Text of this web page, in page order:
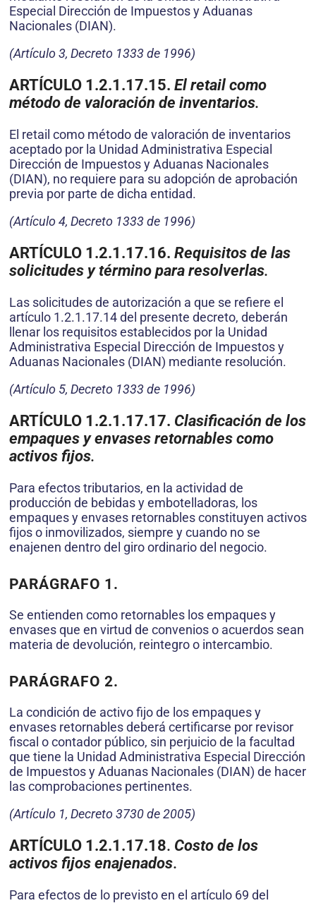
Especial Dirección de Impuestos y Aduanas
Nacionales (DIAN).
(Artículo 3, Decreto 1333 de 1996)
ARTÍCULO 1.2.1.17.15. El retail como
método de valoración de inventarios.
El retail como método de valoración de inventarios
aceptado por la Unidad Administrativa Especial
Dirección de Impuestos y Aduanas Nacionales
(DIAN), no requiere para su adopción de aprobación
previa por parte de dicha entidad.
(Artículo 4, Decreto 1333 de 1996)
ARTÍCULO 1.2.1.17.16. Requisitos de las
solicitudes y término para resolverlas.
Las solicitudes de autorización a que se refiere el
artículo 1.2.1.17.14 del presente decreto, deberán
llenar los requisitos establecidos por la Unidad
Administrativa Especial Dirección de Impuestos y
Aduanas Nacionales (DIAN) mediante resolución.
(Artículo 5, Decreto 1333 de 1996)
ARTÍCULO 1.2.1.17.17. Clasificación de los
empaques y envases retornables como
activos fijos.
Para efectos tributarios, en la actividad de
producción de bebidas y embotelladoras, los
empaques y envases retornables constituyen activos
fijos o inmovilizados, siempre y cuando no se
enajenen dentro del giro ordinario del negocio.
PARÁGRAFO 1.
Se entienden como retornables los empaques y
envases que en virtud de convenios o acuerdos sean
materia de devolución, reintegro o intercambio.
PARÁGRAFO 2.
La condición de activo fijo de los empaques y
envases retornables deberá certificarse por revisor
fiscal o contador público, sin perjuicio de la facultad
que tiene la Unidad Administrativa Especial Dirección
de Impuestos y Aduanas Nacionales (DIAN) de hacer
las comprobaciones pertinentes.
(Artículo 1, Decreto 3730 de 2005)
ARTÍCULO 1.2.1.17.18. Costo de los
activos fijos enajenados.
Para efectos de lo previsto en el artículo 69 del